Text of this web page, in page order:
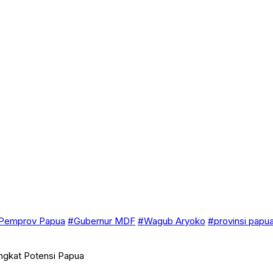
Papua #Gubernur MDF #Wagub Aryoko #provinsi papua
Potensi Papua